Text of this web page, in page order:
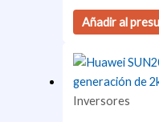
Añadir al
Inversores